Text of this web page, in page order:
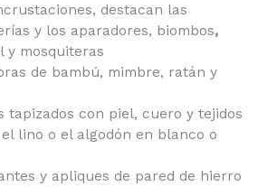
destacan las
y los aparadores, biombos,
y mosquiteras
de bambú, mimbre, ratán y
tapizados con piel, cuero y tejidos
lino o el algodón en blanco o
y apliques de pared de hierro